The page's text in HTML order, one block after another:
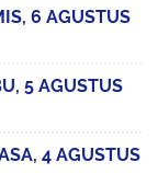
6 AGUSTUS
5 AGUSTUS
4 AGUSTUS